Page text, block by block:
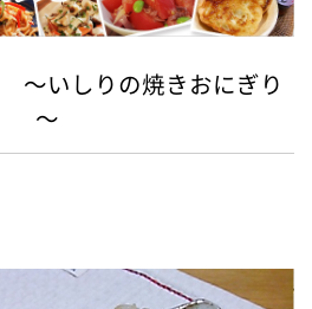
～いしりの焼きおにぎり
～